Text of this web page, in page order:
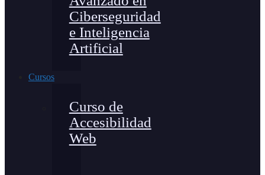
Ciberseguridad
e Inteligencia
Artificial
Cursos
Curso de
Accesibilidad
Web